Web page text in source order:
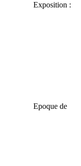
Exposition :
Epoque de